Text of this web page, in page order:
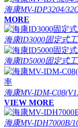
海康MV-IDP3204/
MORE
海康ID3000固定式
海康ID5000固定式
海康MV-IDM-
VIEW MORE
海康MV-IDH7000B/